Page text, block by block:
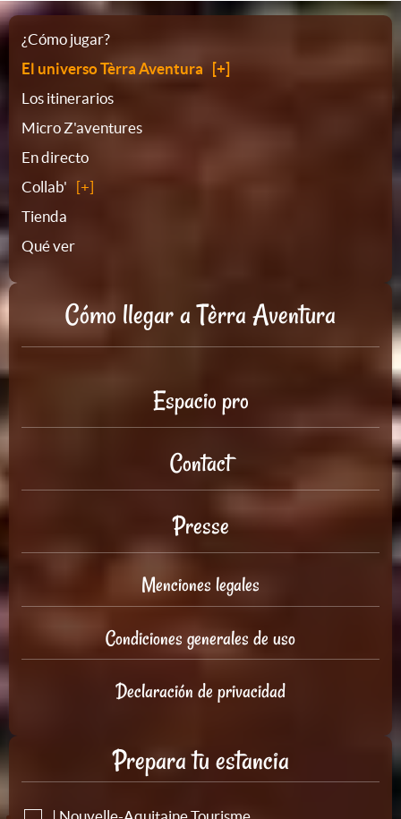
Plano
del
sitio
¿Cómo jugar?
El universo Tèrra Aventura
Los itinerarios
Micro Z'aventures
En directo
Collab'
Tienda
Qué ver
Cómo llegar a Tèrra Aventura
Espacio pro
Contact
Presse
Menciones legales
Condiciones generales de uso
Declaración de privacidad
Prepara tu estancia